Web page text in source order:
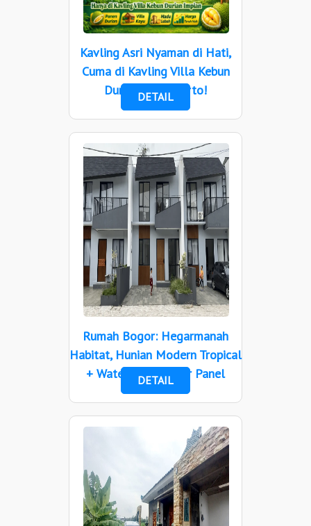
Kavling Asri Nyaman di Hati,
Cuma di Kavling Villa Kebun
Durian Purwokerto!
DETAIL
Rumah Bogor: Hegarmanah
Habitat, Hunian Modern Tropical
+ Water RO & Solar Panel
DETAIL